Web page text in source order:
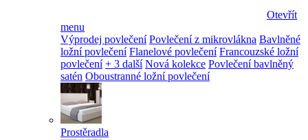
Otevřít
menu
Výprodej povlečení Povlečení z mikrovlákna Bavlněné
ložní povlečení Flanelové povlečení Francouzské ložní
povlečení + 3 další Nová kolekce Povlečení bavlněný
satén Oboustranné ložní povlečení
Prostěradla